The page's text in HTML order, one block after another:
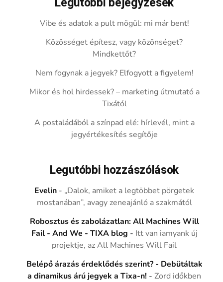
Vibe és adatok a pult mögül: mi már bent!
Közösséget építesz, vagy közönséget?
Mindkettőt?
Nem fogynak a jegyek? Elfogyott a figyelem!
Mikor és hol hirdessek? – marketing útmutató a
Tixától
A postaládából a színpad elé: hírlevél, mint a
jegyértékesítés segítője
Legutóbbi hozzászólások
Evelin - „Dalok, amiket a legtöbbet pörgetek
mostanában”, avagy zeneajánló a szakmától
Robosztus és zabolázatlan: All Machines Will
Fail - And We - TIXA blog - Itt van iamyank új
projektje, az All Machines Will Fail
Belépő árazás érdeklődés szerint? - Debütáltak
a dinamikus árú jegyek a Tixa-n! -Zord időkben